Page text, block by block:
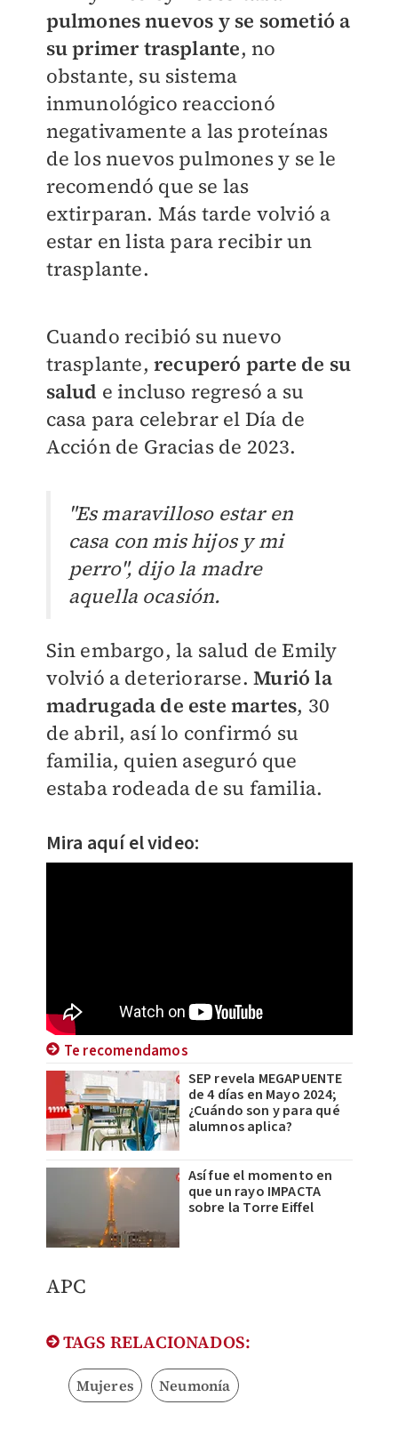
pulmones nuevos y se sometió a
su primer trasplante, no
obstante, su sistema
inmunológico reaccionó
negativamente a las proteínas
de los nuevos pulmones y se le
recomendó que se las
extirparan. Más tarde volvió a
estar en lista para recibir un
trasplante.
Cuando recibió su nuevo
trasplante, recuperó parte de su
salud e incluso regresó a su
casa para celebrar el Día de
Acción de Gracias de 2023.
"Es maravilloso estar en
casa con mis hijos y mi
perro", dijo la madre
aquella ocasión.
Sin embargo, la salud de Emily
volvió a deteriorarse.Murió la
madrugada de este martes, 30
de abril, así lo confirmó su
familia, quien aseguró que
estaba rodeada de su familia.
Mira aquí el video:
Te recomendamos
SEP revela MEGAPUENTE
de 4 días en Mayo 2024;
¿Cuándo son y para qué
alumnos aplica?
Así fue el momento en
que un rayo IMPACTA
sobre la Torre Eiffel
APC
TAGS RELACIONADOS:
Mujeres Neumonía